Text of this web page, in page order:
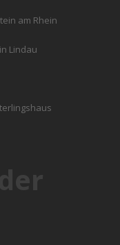
am Rhein
Lindau